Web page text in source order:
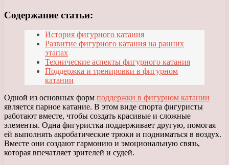
Содержание статьи:
История фигурного катания
Развитие фигурного катания на ранних
этапах
Технические аспекты фигурного катания
Поддержка и тренировки в фигурном
катании
Одной из основных форм поддержки в фигурном катании
является парное катание. В этом виде спорта фигуристы
работают вместе, чтобы создать красивые и сложные
элементы. Одна фигуристка поддерживает другую, помогая
ей выполнять акробатические трюки и подниматься в воздух.
Вместе они создают гармонию и эмоциональную связь,
которая впечатляет зрителей и судей.